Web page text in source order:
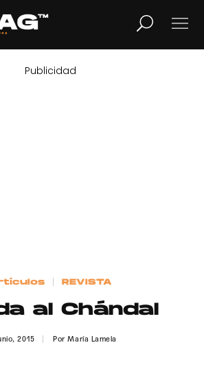
LIFESTYLE
Contacto
Publicidad
REVISTA
al Chándal
2015 PorMaría Lamela